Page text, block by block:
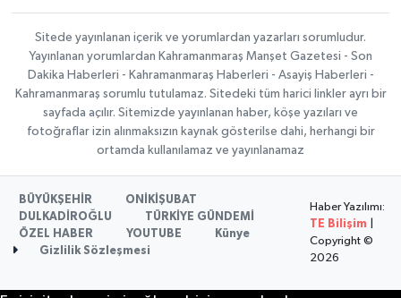
Sitede yayınlanan içerik ve yorumlardan yazarları sorumludur.
Yayınlanan yorumlardan Kahramanmaraş Manşet Gazetesi - Son
Dakika Haberleri - Kahramanmaraş Haberleri - Asayiş Haberleri -
Kahramanmaraş sorumlu tutulamaz. Sitedeki tüm harici linkler ayrı bir
sayfada açılır. Sitemizde yayınlanan haber, köşe yazıları ve
fotoğraflar izin alınmaksızın kaynak gösterilse dahi, herhangi bir
ortamda kullanılamaz ve yayınlanamaz
BÜYÜKŞEHİR
ONİKİŞUBAT
DULKADİROĞLU
TÜRKİYE GÜNDEMİ
ÖZEL HABER
YOUTUBE
Künye
Gizlilik Sözleşmesi
Haber Yazılımı:
TE Bilişim
Copyright ©
2026